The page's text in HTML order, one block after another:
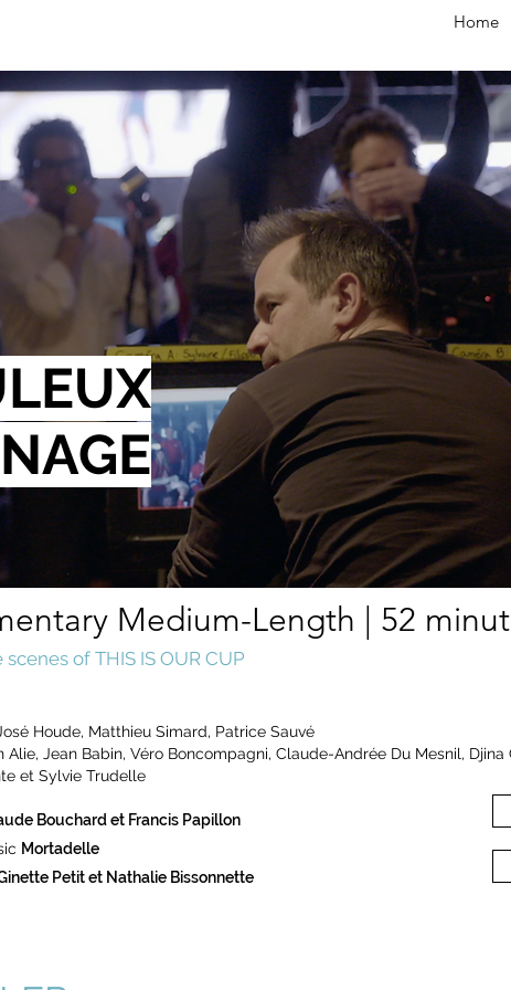
Home
Medium-Length | 52
scenes ofTHIS IS OUR CUP
Houde, Matthieu Simard, Patrice Sauvé
Alie, Jean Babin, Véro Boncompagni, Claude-Andrée Du Mesnil,
et Sylvie Trudelle
Bouchard et Francis Papillon
Mortadelle
Petit et Nathalie Bissonnette